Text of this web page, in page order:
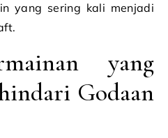
yang sering kali menjadi
yang
Godaan